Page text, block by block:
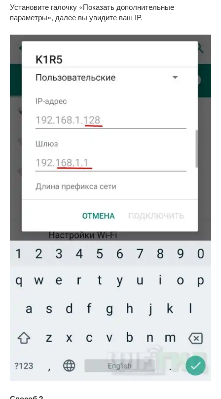
Установите галочку «Показать дополнительные
параметры», далее вы увидите ваш IP.